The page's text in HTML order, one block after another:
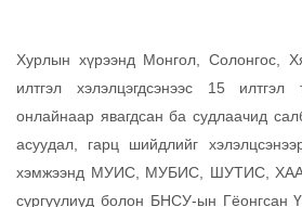
Хурлын хүрээнд Монгол, Солонгос,
илтгэл хэлэлцэгдсэнээс 15
онлайнаар явагдсан ба судлаачид
асуудал, гарц шийдлийг
хэмжээнд МУИС, МУБИС, ШУТИС,
сургуулиуд болон БНСУ-ын Гёонгсан